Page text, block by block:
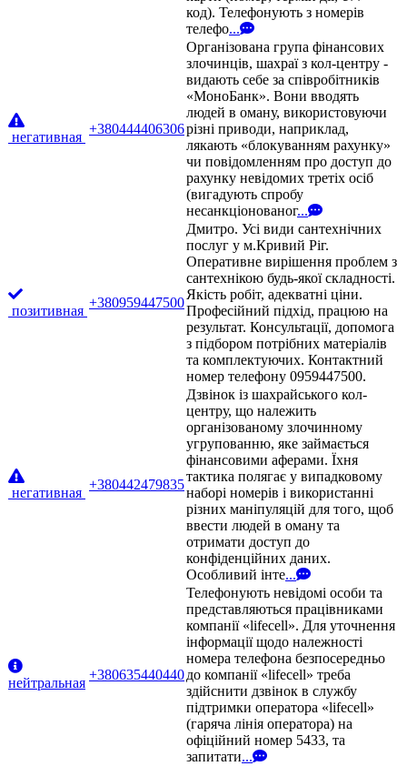
код). Телефонують з номерів
телефо...
негативная
+380444406306
Організована група фінансових
злочинців, шахраї з кол-центру -
видають себе за співробітників
«МоноБанк». Вони вводять
людей в оману, використовуючи
різні приводи, наприклад,
лякають «блокуванням рахунку»
чи повідомленням про доступ до
рахунку невідомих третіх осіб
(вигадують спробу
несанкціонованог...
позитивная
+380959447500
Дмитро. Усі види сантехнічних
послуг у м.Кривий Ріг.
Оперативне вирішення проблем з
сантехнікою будь-якої складності.
Якість робіт, адекватні ціни.
Професійний підхід, працюю на
результат. Консультації, допомога
з підбором потрібних матеріалів
та комплектуючих. Контактний
номер телефону 0959447500.
негативная
+380442479835
Дзвінок із шахрайського кол-
центру, що належить
організованому злочинному
угрупованню, яке займається
фінансовими аферами. Їхня
тактика полягає у випадковому
наборі номерів і використанні
різних маніпуляцій для того, щоб
ввести людей в оману та
отримати доступ до
конфіденційних даних.
Особливий інте...
нейтральная
+380635440440
Телефонують невідомі особи та
представляються працівниками
компанії «lifecell». Для уточнення
інформації щодо належності
номера телефона безпосередньо
до компанії «lifecell» треба
здійснити дзвінок в службу
підтримки оператора «lifecell»
(гаряча лінія оператора) на
офіційний номер 5433, та
запитати...